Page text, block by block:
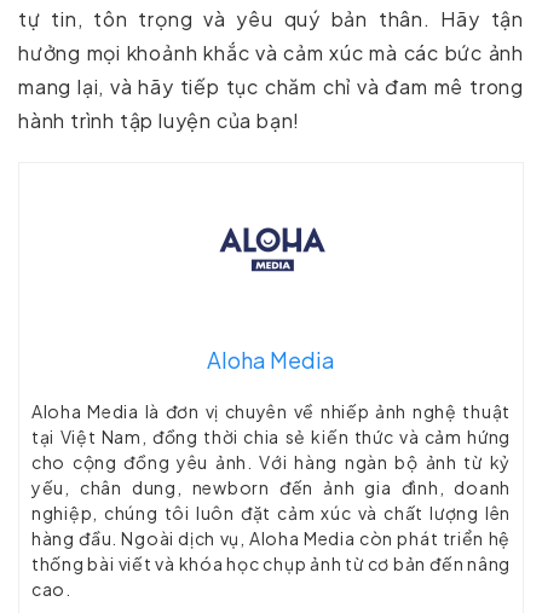
tự tin, tôn trọng và yêu quý bản thân. Hãy tận
hưởng mọi khoảnh khắc và cảm xúc mà các bức ảnh
mang lại, và hãy tiếp tục chăm chỉ và đam mê trong
hành trình tập luyện của bạn!
Aloha Media
Aloha Media là đơn vị chuyên về nhiếp ảnh nghệ thuật
tại Việt Nam, đồng thời chia sẻ kiến thức và cảm hứng
cho cộng đồng yêu ảnh. Với hàng ngàn bộ ảnh từ kỷ
yếu, chân dung, newborn đến ảnh gia đình, doanh
nghiệp, chúng tôi luôn đặt cảm xúc và chất lượng lên
hàng đầu. Ngoài dịch vụ, Aloha Media còn phát triển hệ
thống bài viết và khóa học chụp ảnh từ cơ bản đến nâng
cao.